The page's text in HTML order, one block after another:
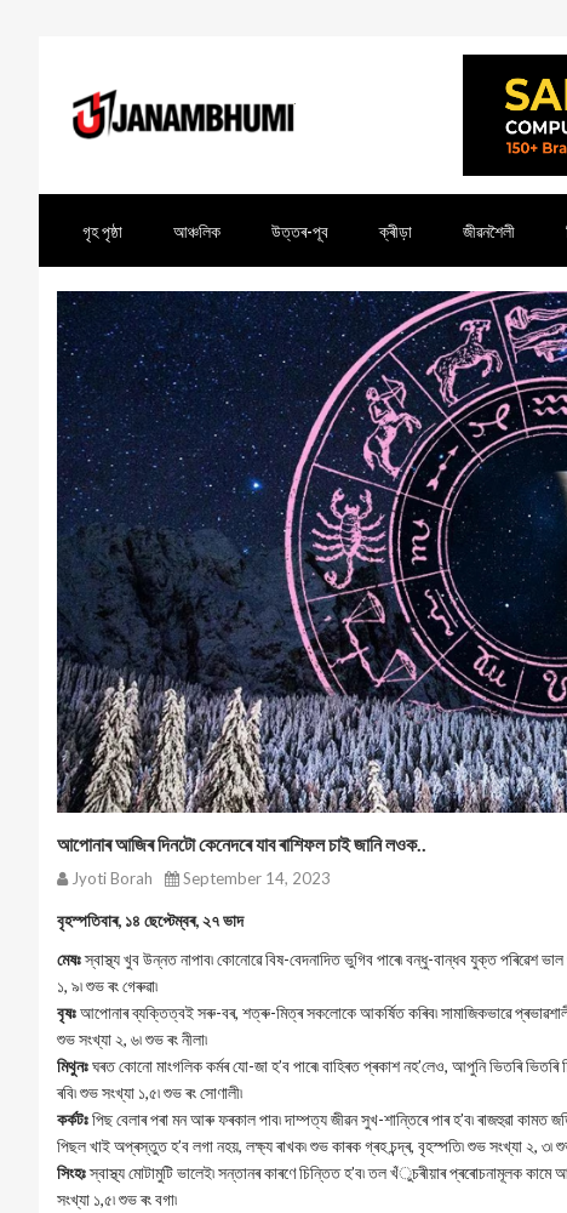
গৃহ পৃষ্ঠা আঞ্চলিক উত্তৰ-পূব ক্ৰীড়া জীৱনশৈলী
আপোনাৰ আজিৰ দিনটো কেনেদৰে যাব ৰাশিফল চাই জানি লওক..
Jyoti Borah September 14, 2023
বৃহস্পতিবাৰ, ১৪ ছেপ্টেম্বৰ, ২৭ ভাদ
মেষঃস্বাস্থ্য খুব উন্নত নাপাব৷ কোনোৱে বিষ-বেদনাদিত ভুগিব পাৰে৷ বন্ধু-বান্ধব যুক্ত পৰিৱেশ
১, ৯৷ শুভ ৰং গেৰুৱা৷
বৃষঃআপোনাৰ ব্যক্তিত্বই সৰু-বৰ, শত্ৰু-মিত্ৰ সকলোকে আকৰ্ষিত কৰিব৷ সামাজিকভাৱে
শুভ সংখ্যা ২, ৬৷ শুভ ৰং নীলা৷
মিথুনঃঘৰত কোনো মাংগলিক কৰ্মৰ যো-জা হ’ব পাৰে৷ বাহিৰত প্ৰকাশ নহ’লেও, আপুনি ভিতৰি
ৰবি৷ শুভ সংখ্যা ১,৫৷ শুভ ৰং সোণালী৷
কৰ্কটঃপিছ বেলাৰ পৰা মন আৰু ফৰকাল পাব৷ দাম্পত্য জীৱন সুখ-শান্তিৰে পাৰ হ’ব৷ ৰাজহুৱা কামত
পিছল খাই অপ্ৰস্তুত হ’ব লগা নহয়, লক্ষ্য ৰাখক৷ শুভ কাৰক গ্ৰহ চন্দ্ৰ, বৃহস্পতি৷ শুভ সংখ্যা ২, ৩৷ শুভ
সিংহঃস্বাস্থ্য মোটামুটি ভালেই৷ সন্তানৰ কাৰণে চিন্তিত হ’ব৷ তল খঁুচৰীয়াৰ প্ৰৰোচনামূলক
সংখ্যা ১,৫৷ শুভ ৰং বগা৷